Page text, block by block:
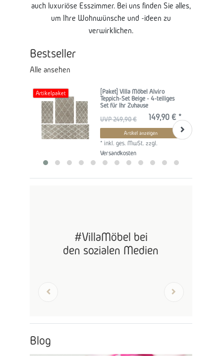
auch luxuriöse Esszimmer. Bei uns finden Sie alles,
um Ihre Wohnwünsche und -ideen zu
verwirklichen.
Bestseller
Alle ansehen
Artikelpaket
[Paket] Villa Möbel Alviro
Teppich-Set Beige - 4-teiliges
Set für Ihr Zuhause
UVP 249,90 €
149,90 € *
Artikel anzeigen
*inkl. ges. MwSt. zzgl.
Versandkosten
#VillaMöbel bei
den sozialen Medien
Zurück Nächste
Blog